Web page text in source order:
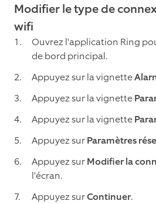
Modifier le type de
wifi
Ouvrez l'application Ring
de bord principal.
Appuyez sur la vignette
Appuyez sur la vignette
Appuyez sur la vignette
Appuyez surParamètres
Appuyez surModifier la
l'écran.
Appuyez surContinuer.